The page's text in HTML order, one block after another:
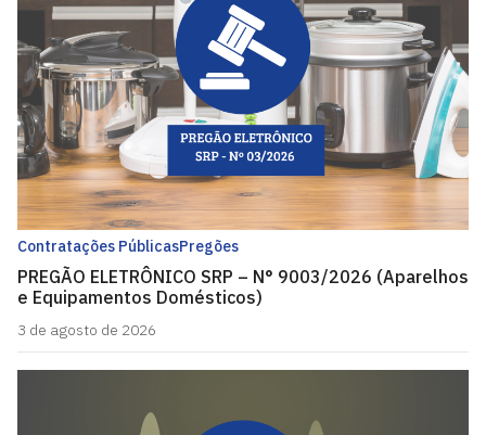
Contratações PúblicasPregões
PREGÃO ELETRÔNICO SRP – N° 9003/2026 (Aparelhos
e Equipamentos Domésticos)
3 de agosto de 2026